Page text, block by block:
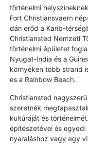
történelmi
Fort Christiansvaern
dán erőd a Karib-
Christiansted Nemzeti
történelmi épületet
Nyugat-India és a
környéken több strand
és a Rainbow Beach.
Christiansted
szeretnék
kultúráját és
építészetével és
nyaraláshoz vagy egy